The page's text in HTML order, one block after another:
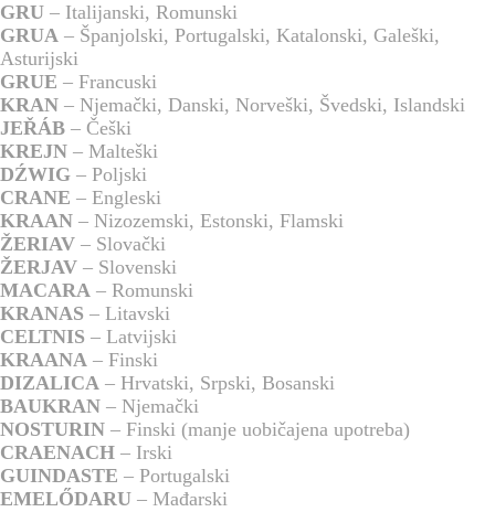
GRU – Italijanski, Romunski
GRUA – Španjolski, Portugalski, Katalonski, Galeški,
Asturijski
GRUE – Francuski
KRAN – Njemački, Danski, Norveški, Švedski, Islandski
JEŘÁB – Češki
KREJN – Malteški
DŹWIG – Poljski
CRANE – Engleski
KRAAN – Nizozemski, Estonski, Flamski
ŽERIAV – Slovački
ŽERJAV – Slovenski
MACARA – Romunski
KRANAS – Litavski
CELTNIS – Latvijski
KRAANA – Finski
DIZALICA – Hrvatski, Srpski, Bosanski
BAUKRAN – Njemački
NOSTURIN – Finski (manje uobičajena upotreba)
CRAENACH – Irski
GUINDASTE – Portugalski
EMELŐDARU – Mađarski